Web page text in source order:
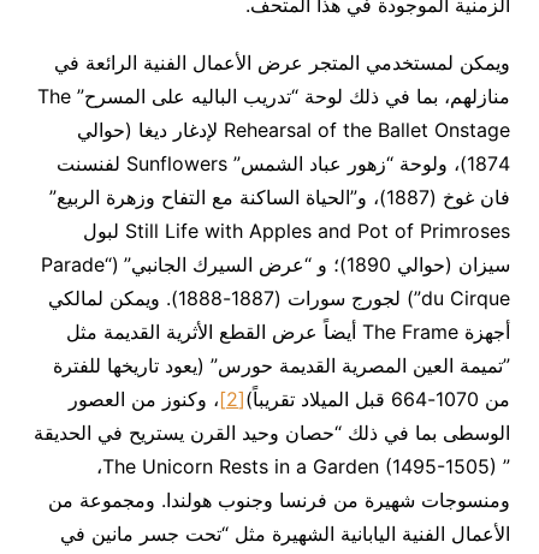
الزمنية الموجودة في هذا المتحف.
ويمكن لمستخدمي المتجر عرض الأعمال الفنية الرائعة في
منازلهم، بما في ذلك لوحة “تدريب الباليه على المسرح” The
Rehearsal of the Ballet Onstage لإدغار ديغا (حوالي
1874)، ولوحة “زهور عباد الشمس” Sunflowers لفنسنت
فان غوخ (1887)، و”الحياة الساكنة مع التفاح وزهرة الربيع”
Still Life with Apples and Pot of Primroses لبول
سيزان (حوالي 1890)؛ و “عرض السيرك الجانبي” (“Parade
du Cirque”) لجورج سورات (1887-1888). ويمكن لمالكي
أجهزة The Frame أيضاً عرض القطع الأثرية القديمة مثل
‫”تميمة العين المصرية القديمة حورس” (يعود تاريخها للفترة
من 1070-664 قبل الميلاد تقريباً)
[2]
، وكنوز من العصور
الوسطى بما في ذلك “حصان وحيد القرن يستريح في الحديقة
” The Unicorn Rests in a Garden (1495-1505)،
ومنسوجات شهيرة من فرنسا وجنوب هولندا. ومجموعة من
الأعمال الفنية اليابانية الشهيرة مثل “تحت جسر مانين في